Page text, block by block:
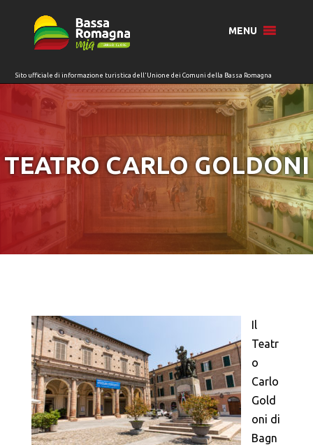
MENU
TEATRO CARLO GOLDONI
Il
Teatr
o
Carlo
Gold
oni di
Bagn